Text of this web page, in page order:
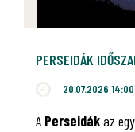
PERSEIDÁK
20.07.2026 14:00
A Perseidákaz